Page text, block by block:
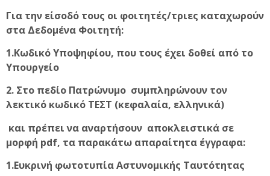
Για την είσοδό τους οι φοιτητές/τριες καταχωρούν
στα Δεδομένα Φοιτητή:
1.Κωδικό Υποψηφίου, που τους έχει δοθεί από το
Υπουργείο
2. Στο πεδίο Πατρώνυμο συμπληρώνουν τον
λεκτικό κωδικό ΤΕΣΤ (κεφαλαία, ελληνικά)
και πρέπει να αναρτήσουν αποκλειστικά σε
μορφή pdf, τα παρακάτω απαραίτητα έγγραφα:
1.Ευκρινή φωτοτυπία Αστυνομικής Ταυτότητας